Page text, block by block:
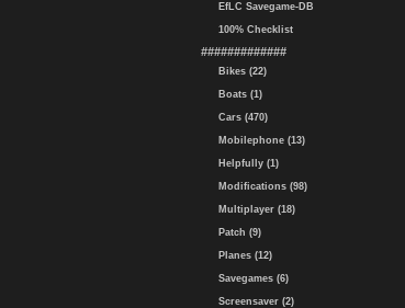
EfLC Savegame-DB
100% Checklist
#############
Bikes (22)
Boats (1)
Cars (470)
Mobilephone (13)
Helpfully (1)
Modifications (98)
Multiplayer (18)
Patch (9)
Planes (12)
Savegames (6)
Screensaver (2)